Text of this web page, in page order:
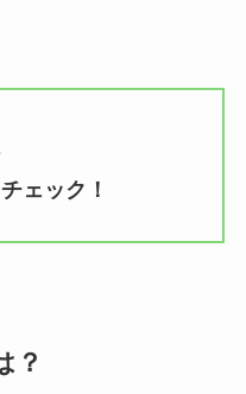
ェック！
？